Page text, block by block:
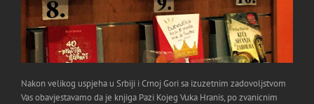
Nakon velikog uspjeha u Srbiji i Crnoj Gori sa izuzetnim zadovoljstvom
Vas obavjestavamo da je knjiga Pazi Kojeg Vuka Hranis, po zvanicnim